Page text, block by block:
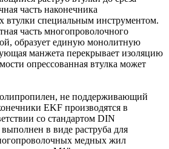
часть наконечника
втулки специальным инструментом.
часть многопроволочного
образует единую монолитную
манжета перекрывает изоляцию
опрессованная втулка может
не поддерживающий
EKF производятся в
со стандартом DIN
в виде раструба для
медных жил